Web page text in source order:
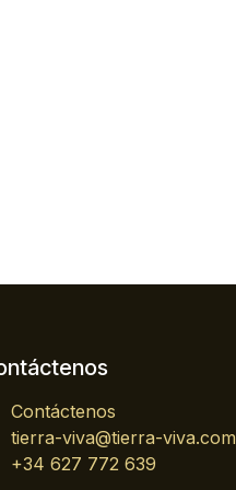
Contáctenos
tierra-viva@tierra-viva.com
+34 627 772 639